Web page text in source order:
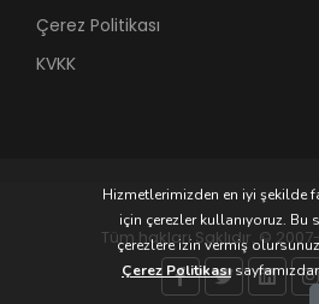
Çerez Politikası
KVKK
Tüm hakları Saklıdır. ©
Hizmetlerimizden en iyi şekilde
için çerezler kullanıyoruz. Bu
çerezlere izin vermiş
Çerez Politikası